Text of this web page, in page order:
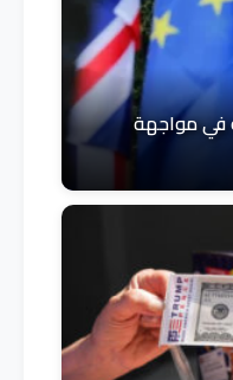
في مواجهة